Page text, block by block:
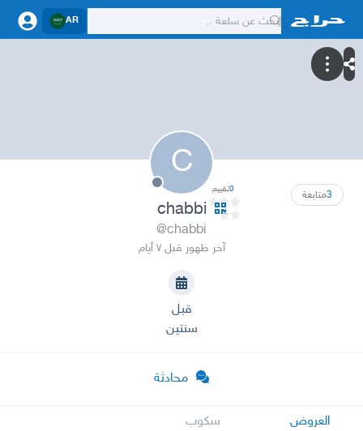
AR
C
3متابعة 0تقييم
chabbi
@chabbi
آخر ظهور قبل ٧ أيام
قبل
سنتين
محادثة
العروض سكوب